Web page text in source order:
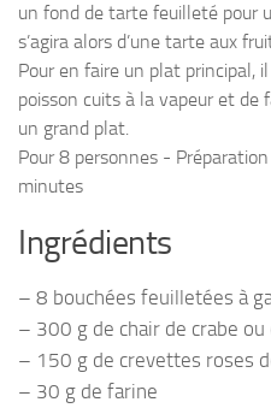
un fond de tarte feuilleté pour
s’agira alors d’une tarte aux
Pour en faire un plat principal,
poisson cuits à la vapeur et de
un grand plat.
Pour 8 personnes -
minutes
Ingrédients
– 8 bouchées feuilletées à
– 300 g de chair de crabe
– 150 g de crevettes roses
– 30 g de farine